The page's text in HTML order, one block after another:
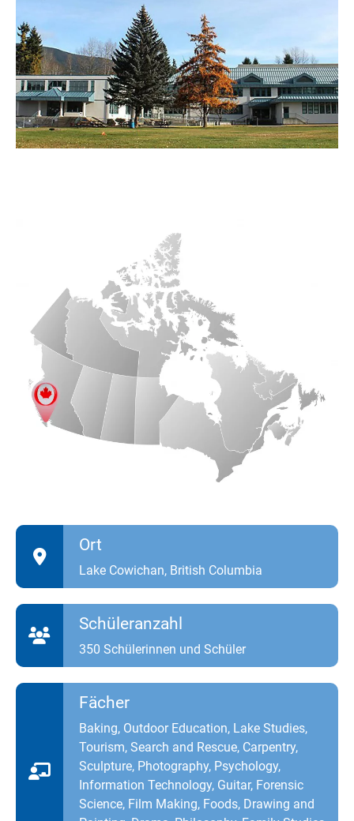
Ort
Lake Cowichan, British Columbia
Schüleranzahl
350 Schülerinnen und Schüler
Fächer
Baking, Outdoor Education, Lake Studies,
Tourism, Search and Rescue, Carpentry,
Sculpture, Photography, Psychology,
Information Technology, Guitar, Forensic
Science, Film Making, Foods, Drawing and